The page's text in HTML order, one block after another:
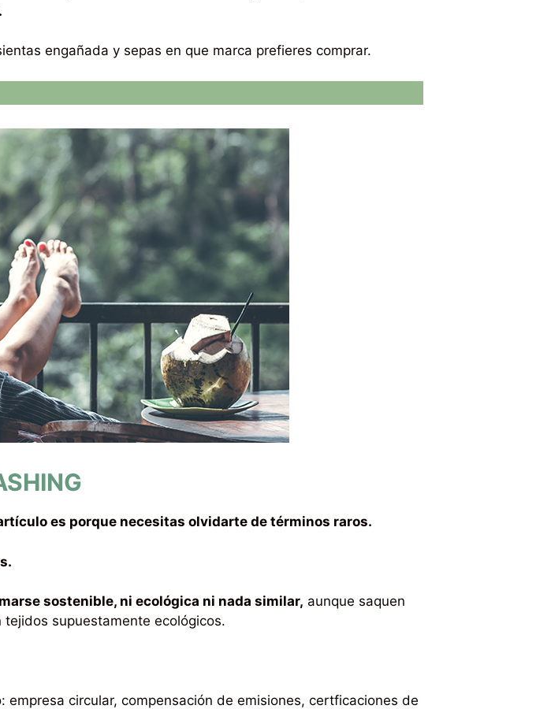
engañada y sepas en que marca prefieres comprar.
es porque necesitas olvidarte de términos raros.
sostenible, ni ecológica ni nada similar, aunque saquen
supuestamente ecológicos.
circular, compensación de emisiones, certficaciones de